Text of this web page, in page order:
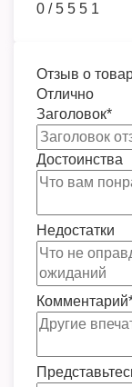
0 /5 5 5 1
Отзыв о
Отлично
Заголовок*
Достоинства
Недостатки
Комментарий